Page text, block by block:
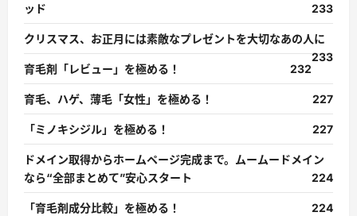
ッド
233
クリスマス、お正月には素敵なプレゼントを大切なあの人に
233
育毛剤「レビュー」を極める！
232
育毛、ハゲ、薄毛「女性」を極める！ 227
「ミノキシジル」を極める！ 227
ドメイン取得からホームページ完成まで。ムームードメイン
なら“全部まとめて”安心スタート
224
「育毛剤成分比較」を極める！ 224